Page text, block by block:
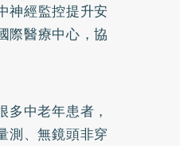
神經監控提升安
際醫療中心，協
中老年患者，
測、無鏡頭非穿